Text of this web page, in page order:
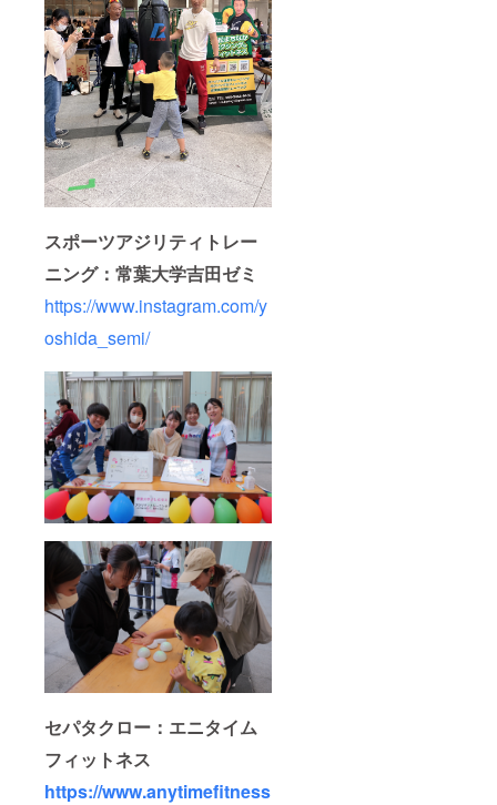
スポーツアジリティトレー
ニング：常葉大学吉田ゼミ
https://www.instagram.com/y
oshida_semi/
セパタクロー：エニタイム
フィットネス
https://www.anytimefitness